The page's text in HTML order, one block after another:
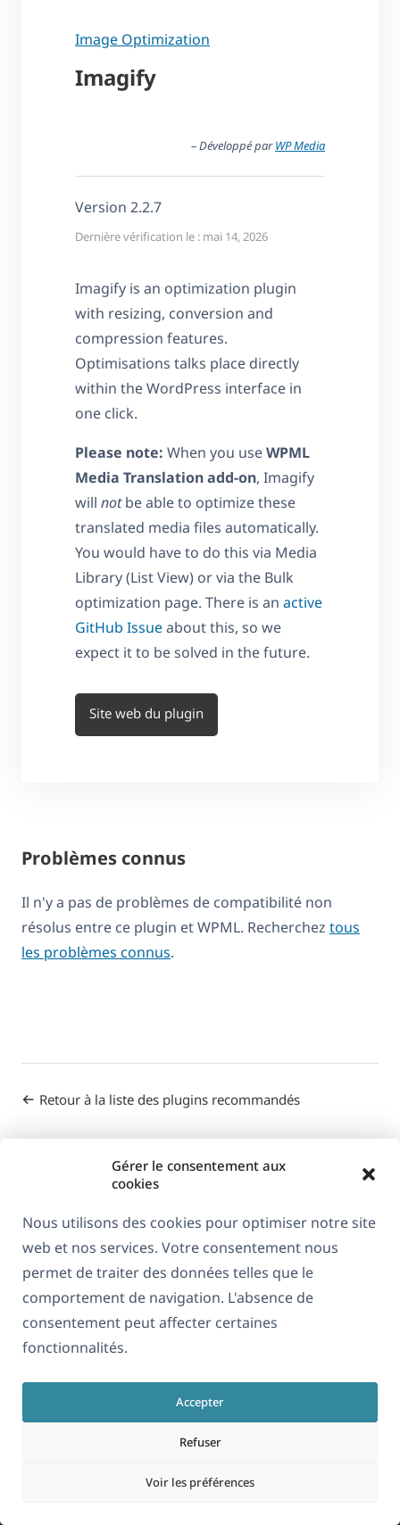
Gérer le consentement aux
cookies
Nous utilisons des cookies pour optimiser notre site
web et nos services. Votre consentement nous
permet de traiter des données telles que le
comportement de navigation. L'absence de
consentement peut affecter certaines
fonctionnalités.
Accepter
Refuser
Voir les préférences
Image Optimization
Imagify
– Développé parWP Media
Version 2.2.7
Dernière vérification le : mai 14, 2026
Imagify is an optimization plugin
with resizing, conversion and
compression features.
Optimisations talks place directly
within the WordPress interface in
one click.
Please note: When you useWPML
Media Translation add-on, Imagify
will notbe able to optimize these
translated media files automatically.
You would have to do this via Media
Library (List View) or via the Bulk
optimization page. There is an active
GitHub Issueabout this, so we
expect it to be solved in the future.
Site web du plugin
Problèmes connus
Il n'y a pas de problèmes de compatibilité non
résolus entre ce plugin et WPML. Recherchez tous
les problèmes connus.
Retour à la liste des plugins recommandés
Français
RGPD & Politique de confidentialité
Rejoignez notre équipe
fenêtre)
dans
une
nouvelle
fenêtre)
dans
une
nouvelle
fenêtre)
dans
nouvelle